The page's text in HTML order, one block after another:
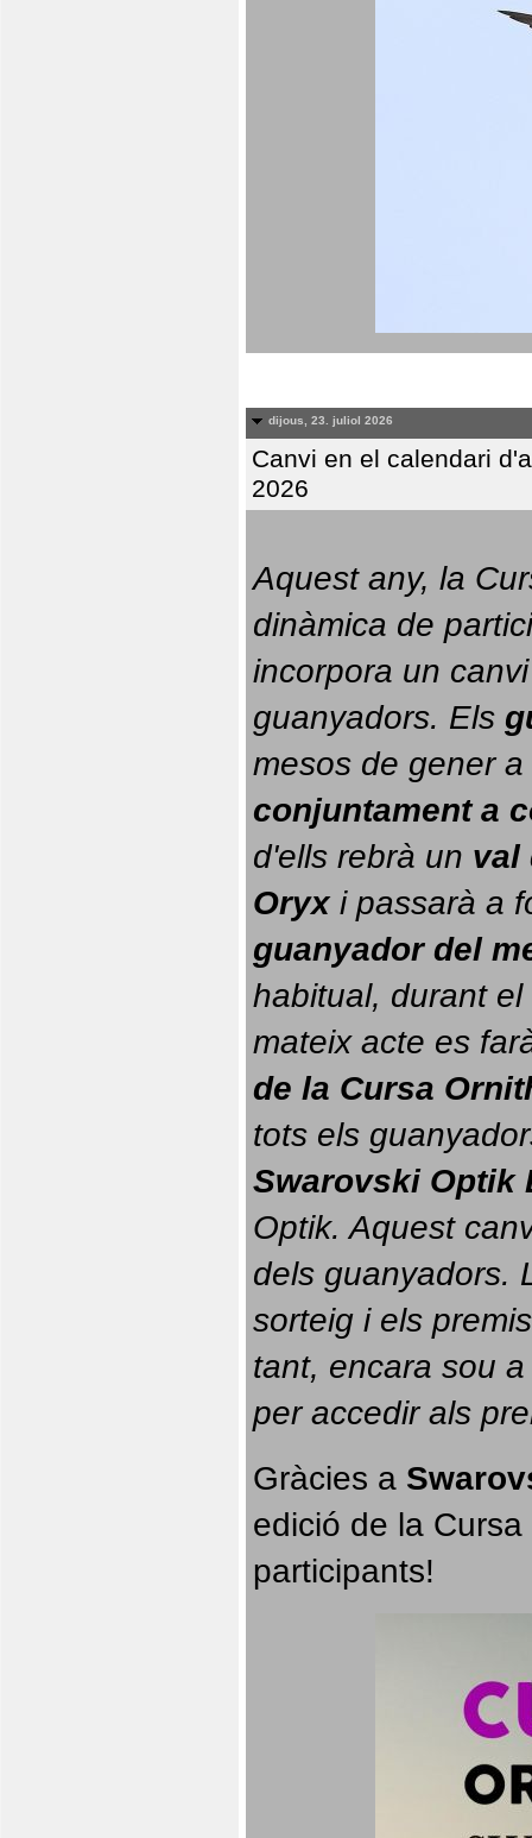
dijous, 23. juliol 2026
Canvi en el calendari
2026
Aquest any, la
dinàmica de
incorpora un
guanyadors. Els
conjuntament a
d'ells rebrà un val
Oryx i passarà a
guanyador del
habitual, durant el
mateix acte es
de la Cursa
tots els
Swarovski Optik
Optik. Aquest
dels guanyadors.
sorteig i els
tant, encara sou
per accedir als
Gràcies a
edició de la
participants!